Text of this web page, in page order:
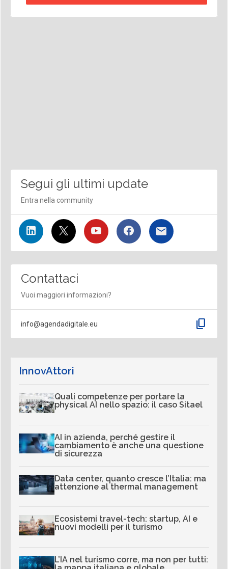
Segui gli ultimi update
Entra nella community
Contattaci
Vuoi maggiori informazioni?
info@agendadigitale.eu content_copy
InnovAttori
Quali competenze per portare la
physical AI nello spazio: il caso Sitael
AI in azienda, perché gestire il
cambiamento è anche una questione
di sicurezza
Data center, quanto cresce l’Italia: ma
attenzione al thermal management
Ecosistemi travel-tech: startup, AI e
nuovi modelli per il turismo
L’IA nel turismo corre, ma non per tutti: